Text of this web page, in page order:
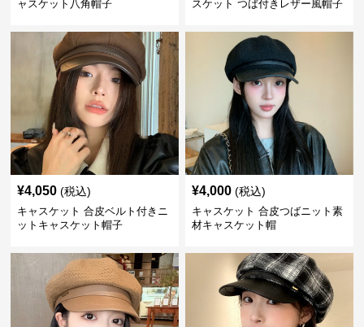
ャスケット八角帽子 スケット つば付きレザー風帽子
¥4,050 (税込)
キャスケット 合皮ベルト付きニ
ットキャスケット帽子
¥4,000 (税込)
キャスケット 合皮つばニット素
材キャスケット帽